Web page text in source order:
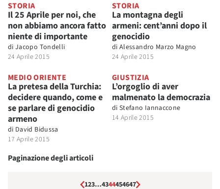
STORIA
Il 25 Aprile per noi, che
non abbiamo ancora fatto
niente di importante
di Jacopo Tondelli
24 Aprile 2015
STORIA
La montagna degli
armeni: cent’anni dopo il
genocidio
di Alessandro Marzo Magno
24 Aprile 2015
MEDIO ORIENTE
La pretesa della Turchia:
decidere quando, come e
se parlare di genocidio
armeno
di David Bidussa
17 Aprile 2015
GIUSTIZIA
L’orgoglio di aver
malmenato la democrazia
di Stefano Iannaccone
14 Aprile 2015
Paginazione degli articoli
123…4344454647